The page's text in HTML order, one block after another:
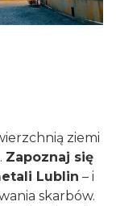
ziemi
Zapoznaj się
Lublin – i
skarbów.